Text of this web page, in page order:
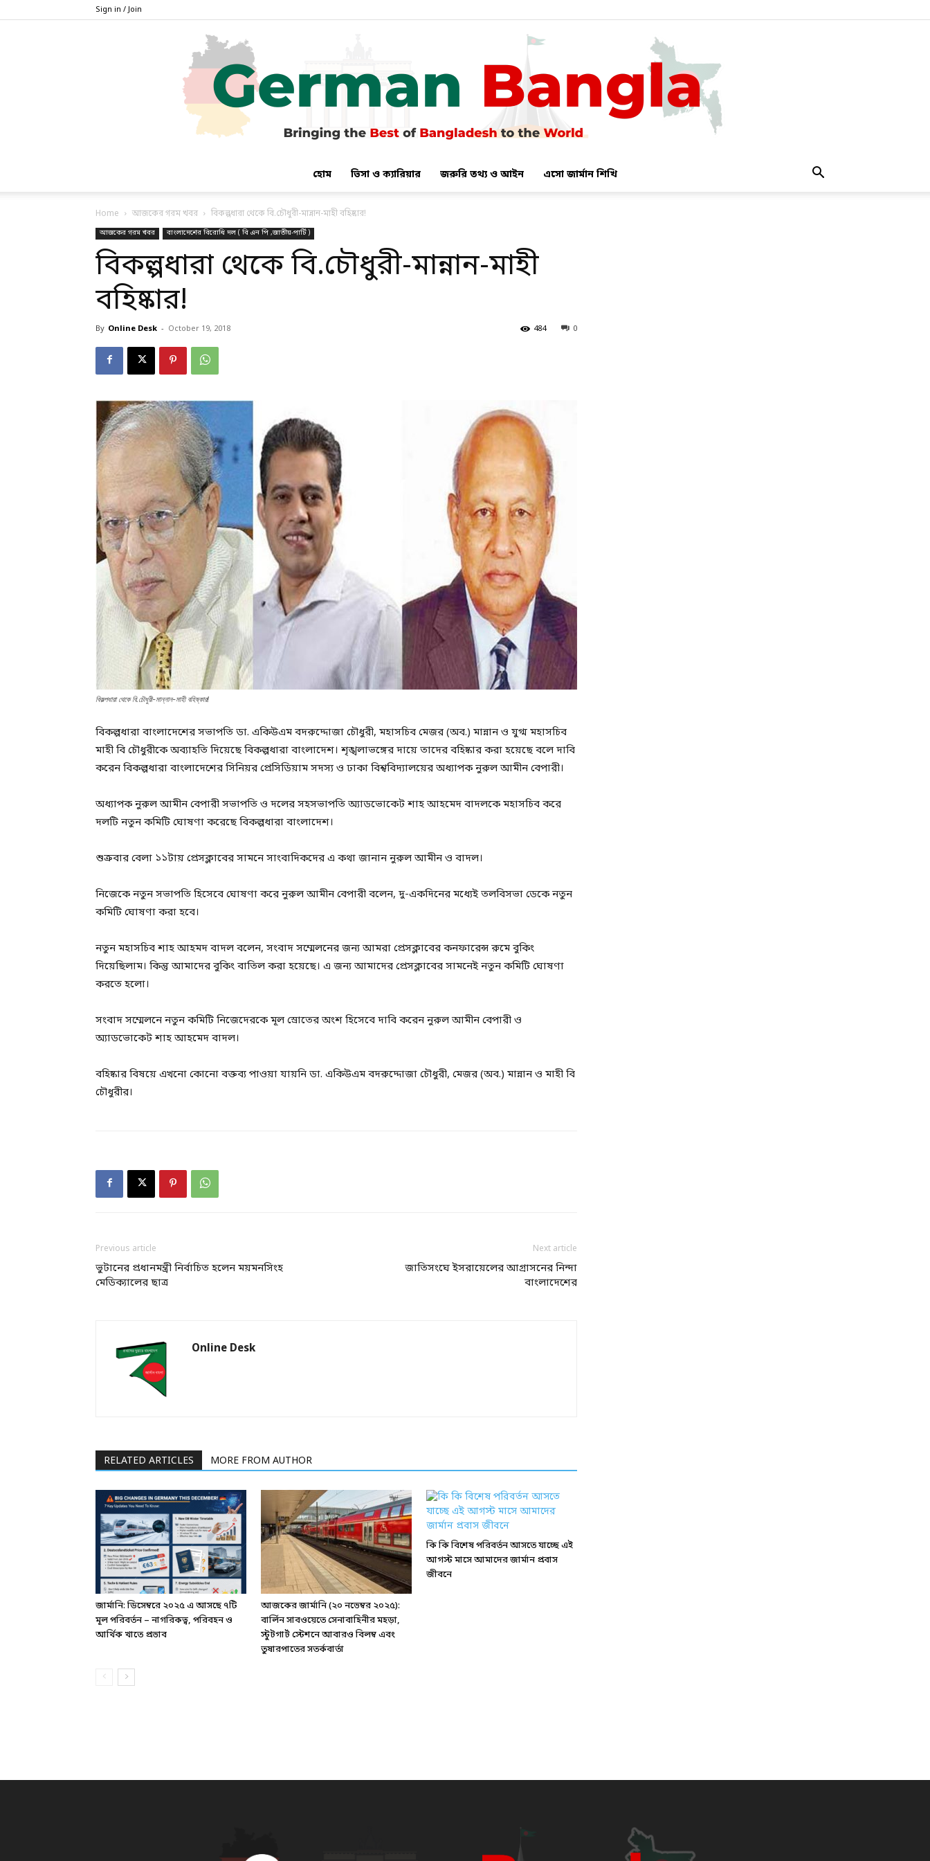
Sign in / Join
হোম ভিসা ও ক্যারিয়ার জরুরি তথ্য ও আইন এসো জার্মান শিখি
Home আজকের গরম খবর বিকল্পধারা থেকে বি.চৌধুরী-মান্নান-মাহী বহিষ্কার!
আজকের গরম খবর বাংলাদেশের বিরোধি দল ( বি এন পি ,জাতীয়-পার্টি )
বিকল্পধারা থেকে বি.চৌধুরী-মান্নান-মাহী
বহিষ্কার!
By Online Desk - October 19, 2018 0
484
বিকল্পধারা থেকে বি.চৌধুরী-মান্নান-মাহী বহিষ্কার!
বিকল্পধারা বাংলাদেশের সভাপতি ডা. একিউএম বদরুদ্দোজা চৌধুরী, মহাসচিব মেজর (অব.) মান্নান ও যুগ্ম মহাসচিব
মাহী বি চৌধুরীকে অব্যাহতি দিয়েছে বিকল্পধারা বাংলাদেশ। শৃঙ্খলাভঙ্গের দায়ে তাদের বহিষ্কার করা হয়েছে বলে দাবি
করেন বিকল্পধারা বাংলাদেশের সিনিয়র প্রেসিডিয়াম সদস্য ও ঢাকা বিশ্ববিদ্যালয়ের অধ্যাপক নুরুল আমীন বেপারী।
অধ্যাপক নুরুল আমীন বেপারী সভাপতি ও দলের সহসভাপতি অ্যাডভোকেট শাহ আহমেদ বাদলকে মহাসচিব করে
দলটি নতুন কমিটি ঘোষণা করেছে বিকল্পধারা বাংলাদেশ।
শুক্রবার বেলা ১১টায় প্রেসক্লাবের সামনে সাংবাদিকদের এ কথা জানান নুরুল আমীন ও বাদল।
নিজেকে নতুন সভাপতি হিসেবে ঘোষণা করে নুরুল আমীন বেপারী বলেন, দু-একদিনের মধ্যেই তলবিসভা ডেকে নতুন
কমিটি ঘোষণা করা হবে।
নতুন মহাসচিব শাহ আহমদ বাদল বলেন, সংবাদ সম্মেলনের জন্য আমরা প্রেসক্লাবের কনফারেন্স রুমে বুকিং
দিয়েছিলাম। কিন্তু আমাদের বুকিং বাতিল করা হয়েছে। এ জন্য আমাদের প্রেসক্লাবের সামনেই নতুন কমিটি ঘোষণা
করতে হলো।
সংবাদ সম্মেলনে নতুন কমিটি নিজেদেরকে মূল স্রোতের অংশ হিসেবে দাবি করেন নুরুল আমীন বেপারী ও
অ্যাডভোকেট শাহ আহমেদ বাদল।
বহিষ্কার বিষয়ে এখনো কোনো বক্তব্য পাওয়া যায়নি ডা. একিউএম বদরুদ্দোজা চৌধুরী, মেজর (অব.) মান্নান ও মাহী বি
চৌধুরীর।
Previous article
ভুটানের প্রধানমন্ত্রী নির্বাচিত হলেন ময়মনসিংহ
মেডিক্যালের ছাত্র
Next article
জাতিসংঘে ইসরায়েলের আগ্রাসনের নিন্দা
বাংলাদেশের
Online Desk
RELATED ARTICLES MORE FROM AUTHOR
জার্মানি: ডিসেম্বরে ২০২৫ এ আসছে ৭টি
মূল পরিবর্তন – নাগরিকত্ব, পরিবহন ও
আর্থিক খাতে প্রভাব
আজকের জার্মানি (২০ নভেম্বর ২০২৫):
বার্লিন সাবওয়েতে সেনাবাহিনীর মহড়া,
স্টুটগার্ট স্টেশনে আবারও বিলম্ব এবং
তুষারপাতের সতর্কবার্তা
কি কি বিশেষ পরিবর্তন আসতে যাচ্ছে এই
আগস্ট মাসে আমাদের জার্মান প্রবাস
জীবনে